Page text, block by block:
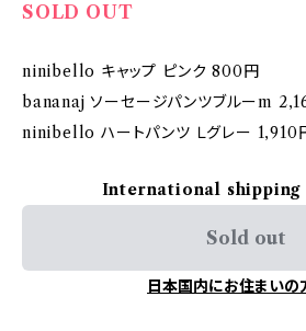
SOLD OUT
ninibello キャップ ピンク 800円
bananaj ソーセージパンツブルーm
ninibello ハートパンツ Ｌグレー 1,910
International shipping
Sold out
日本国内にお住まいの